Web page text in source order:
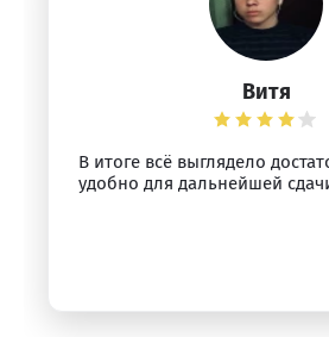
Витя
В итоге всё выглядело
удобно для дальнейшей